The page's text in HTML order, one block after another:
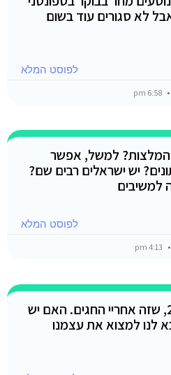
לא סגורים עוד בשום
לפוסט המלא
המלצות? למשל, אפשר
יש ישראלים רבים שם?
למשיבים
לפוסט המלא
היי. נוסעים לסיני ב22/10, שזה אחריי החגים. האם יש
לנו למצוא את עצמנו